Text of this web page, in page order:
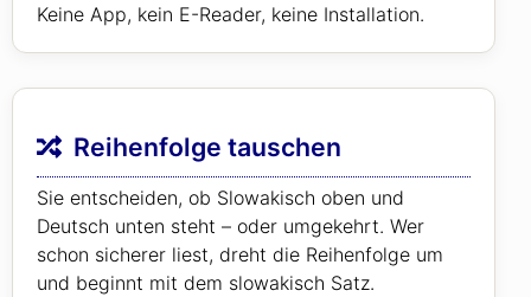
Keine App, kein E-Reader, keine Installation.
Reihenfolge tauschen
Sie entscheiden, ob Slowakisch oben und
Deutsch unten steht – oder umgekehrt. Wer
schon sicherer liest, dreht die Reihenfolge um
und beginnt mit dem slowakisch Satz.